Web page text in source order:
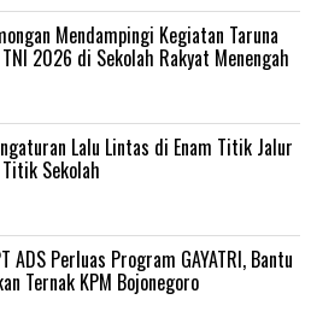
Mendampingi Kegiatan Taruna
2026 di Sekolah Rakyat Menengah
Lalu Lintas di Enam Titik Jalur
Titik Sekolah
ADS Perluas Program GAYATRI, Bantu
Ternak KPM Bojonegoro